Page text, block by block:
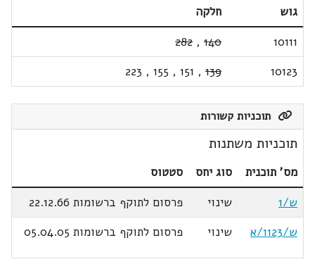
גוש
חלקה
10111
140
,
282
10123
139
,
151
,
155
,
223
תוכניות קשורות
תוכניות משתנות
מס' תוכנית סוג יחס
סטטוס
ש/1
שינוי
פרסום לתוקף ברשומות 22.12.66
ש/1123/א
שינוי פרסום לתוקף ברשומות 05.04.05